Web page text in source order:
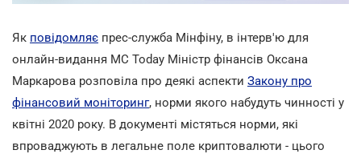
Як повідомляє прес-служба Мінфіну, в інтерв'ю для
онлайн-видання MC Today Міністр фінансів Оксана
Маркарова розповіла про деякі аспекти Закону про
фінансовий моніторинг, норми якого набудуть чинності у
квітні 2020 року. В документі містяться норми, які
впроваджують в легальне поле криптовалюти - цього